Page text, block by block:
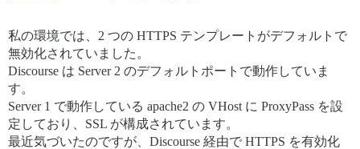
私の環境では、2 つの HTTPS テンプレートがデフォルトで
無効化されていました。
Discourse は Server 2 のデフォルトポートで動作していま
す。
Server 1 で動作している apache2 の VHost に ProxyPass を設
定しており、SSL が構成されています。
最近気づいたのですが、Discourse 経由で HTTPS を有効化